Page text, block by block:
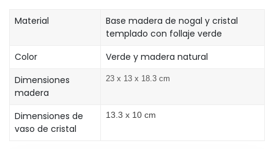
Material
Base madera de nogal y cristal
templado con follaje verde
Color
Verde y madera natural
Dimensiones
madera
23 x 13 x 18.3 cm
Dimensiones de
vaso de cristal
13.3 x 10 cm